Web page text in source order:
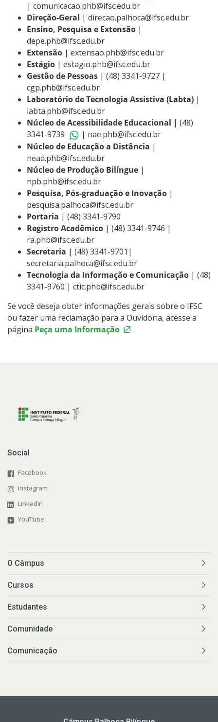
| comunicacao.phb@ifsc.edu.br
Direção-Geral | direcao.palhoca@ifsc.edu.br
Ensino, Pesquisa e Extensão |
depe.phb@ifsc.edu.br
Extensão | extensao.phb@ifsc.edu.br
Estágio | estagio.phb@ifsc.edu.br
Gestão de Pessoas | (48) 3341-9727 |
cgp.phb@ifsc.edu.br
Laboratório de Tecnologia Assistiva (Labta) |
labta.phb@ifsc.edu.br
Núcleo de Acessibilidade Educacional | (48)
3341-9739
| nae.phb@ifsc.edu.br
Núcleo de Educação a Distância |
nead.phb@ifsc.edu.br
Núcleo de Produção Bilíngue |
npb.phb@ifsc.edu.br
Pesquisa, Pós-graduação e Inovação |
pesquisa.palhoca@ifsc.edu.br
Portaria | (48) 3341-9790
Registro Acadêmico | (48) 3341-9746 |
ra.phb@ifsc.edu.br
Secretaria | (48) 3341-9701|
secretaria.palhoca@ifsc.edu.br
Tecnologia da Informação e Comunicação | (48)
3341-9760 | ctic.phb@ifsc.edu.br
Se você deseja obter informações gerais sobre o IFSC
ou fazer uma reclamação para a Ouvidoria, acesse a
página Peça uma Informação .
Social
Facebook
Instagram
LinkedIn
YouTube
O Câmpus
Cursos
Estudantes
Comunidade
Comunicação